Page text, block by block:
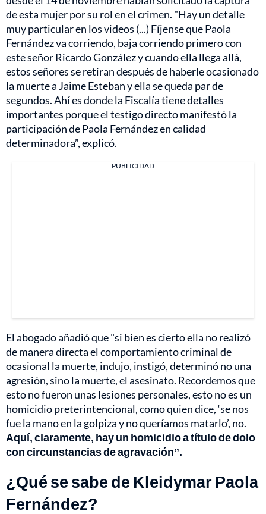
de esta mujer por su rol en el crimen. "Hay un detalle
muy particular en los videos (...) Fíjense que Paola
Fernández va corriendo, baja corriendo primero con
este señor Ricardo González y cuando ella llega allá,
estos señores se retiran después de haberle ocasionado
la muerte a Jaime Esteban y ella se queda par de
segundos. Ahí es donde la Fiscalía tiene detalles
importantes porque el testigo directo manifestó la
participación de Paola Fernández en calidad
determinadora”, explicó.
PUBLICIDAD
El abogado añadió que "si bien es cierto ella no realizó
de manera directa el comportamiento criminal de
ocasional la muerte, indujo, instigó, determinó no una
agresión, sino la muerte, el asesinato. Recordemos que
esto no fueron unas lesiones personales, esto no es un
homicidio preterintencional, como quien dice, ‘se nos
fue la mano en la golpiza y no queríamos matarlo’, no.
Aquí, claramente, hay un homicidio a título de dolo
con circunstancias de agravación”.
¿Qué se sabe de Kleidymar Paola
Fernández?